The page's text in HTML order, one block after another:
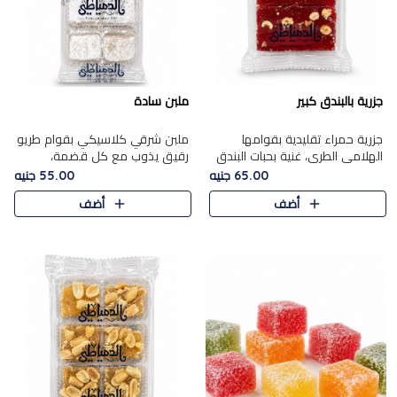
جزرية بالبندق كبير
جزرية حمراء تقليدية بقوامها
الهلامي الطري، غنية بحبات البندق
الفاخرة التي تضيف قرمشة راقية
إلى قوامها الناعم، لتقدم مزيجًا
متوازنًا من النكه..
65.00 جنيه
أضف
ملبن سادة
ملبن شرقي كلاسيكي بقوام طريو
رقيق يذوب مع كل قضمة،
مغطى بطبقة ناعمة من السكر
البودرة ليقدم المذاق الأصيل الذي
ارتبط بحلويات المولد التقليدي..
55.00 جنيه
أضف